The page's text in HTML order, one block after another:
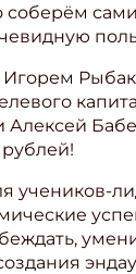
учеников-